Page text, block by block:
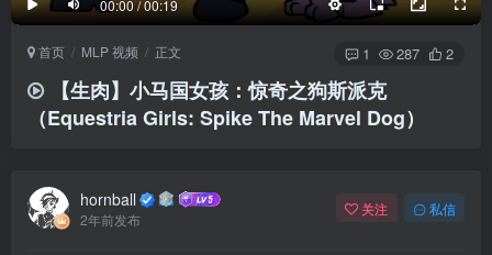
00:00 / 00:19
极慢 适中 极快
发送
首页 MLP 视频 正文 1 287 2
【生肉】小马国女孩：惊奇之狗斯派克
（Equestria Girls: Spike The Marvel Dog）
hornball
2年前发布
关注 私信